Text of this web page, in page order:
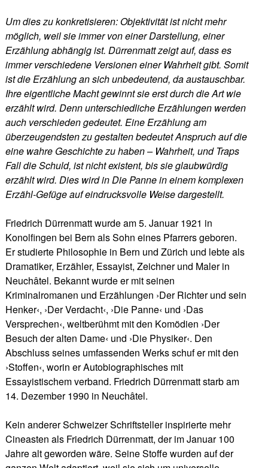
Um dies zu konkretisieren: Objektivität ist nicht mehr
möglich, weil sie immer von einer Darstellung, einer
Erzählung abhängig ist. Dürrenmatt zeigt auf, dass es
immer verschiedene Versionen einer Wahrheit gibt. Somit
ist die Erzählung an sich unbedeutend, da austauschbar.
Ihre eigentliche Macht gewinnt sie erst durch die Art wie
erzählt wird. Denn unterschiedliche Erzählungen werden
auch verschieden gedeutet. Eine Erzählung am
überzeugendsten zu gestalten bedeutet Anspruch auf die
eine wahre Geschichte zu haben – Wahrheit, und Traps
Fall die Schuld, ist nicht existent, bis sie glaubwürdig
erzählt wird. Dies wird in Die Panne in einem komplexen
Erzähl-Gefüge auf eindrucksvolle Weise dargestellt.
Friedrich Dürrenmatt wurde am 5. Januar 1921 in
Konolfingen bei Bern als Sohn eines Pfarrers geboren.
Er studierte Philosophie in Bern und Zürich und lebte als
Dramatiker, Erzähler, Essayist, Zeichner und Maler in
Neuchâtel. Bekannt wurde er mit seinen
Kriminalromanen und Erzählungen ›Der Richter und sein
Henker‹, ›Der Verdacht‹, ›Die Panne‹ und ›Das
Versprechen‹, weltberühmt mit den Komödien ›Der
Besuch der alten Dame‹ und ›Die Physiker‹. Den
Abschluss seines umfassenden Werks schuf er mit den
›Stoffen‹, worin er Autobiographisches mit
Essayistischem verband. Friedrich Dürrenmatt starb am
14. Dezember 1990 in Neuchâtel.
Kein anderer Schweizer Schriftsteller inspirierte mehr
Cineasten als Friedrich Dürrenmatt, der im Januar 100
Jahre alt geworden wäre. Seine Stoffe wurden auf der